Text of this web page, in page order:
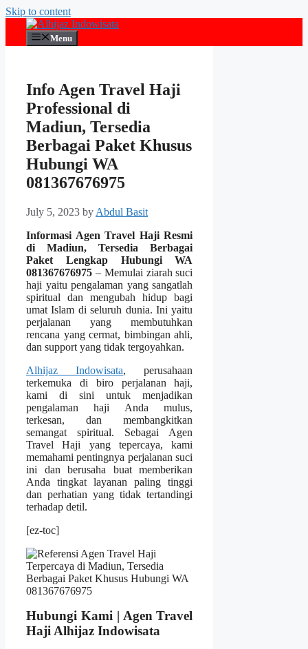
Skip to content
Menu
Info Agen Travel Haji
Professional di
Madiun, Tersedia
Berbagai Paket Khusus
Hubungi WA
081367676975
July 5, 2023 by Abdul Basit
Informasi Agen Travel Haji Resmi
di Madiun, Tersedia Berbagai
Paket Lengkap Hubungi WA
081367676975 – Memulai ziarah suci
haji yaitu pengalaman yang sangatlah
spiritual dan mengubah hidup bagi
umat Islam di seluruh dunia. Ini yaitu
perjalanan yang membutuhkan
rencana yang cermat, bimbingan ahli,
dan support yang tidak tergoyahkan.
Alhijaz Indowisata, perusahaan
terkemuka di biro perjalanan haji,
kami di sini untuk menjadikan
pengalaman haji Anda mulus,
terkesan, dan membangkitkan
semangat spiritual. Sebagai Agen
Travel Haji yang tepercaya, kami
memahami pentingnya perjalanan suci
ini dan berusaha buat memberikan
Anda tingkat layanan paling tinggi
dan perhatian yang tidak tertandingi
terhadap detil.
[ez-toc]
Hubungi Kami | Agen Travel
Haji Alhijaz Indowisata